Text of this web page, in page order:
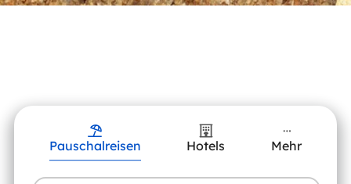
Pauschalreisen Hotels Mehr